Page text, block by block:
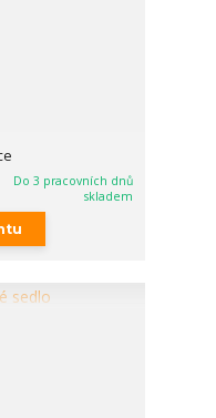
Do 3 pracovních dnů
skladem